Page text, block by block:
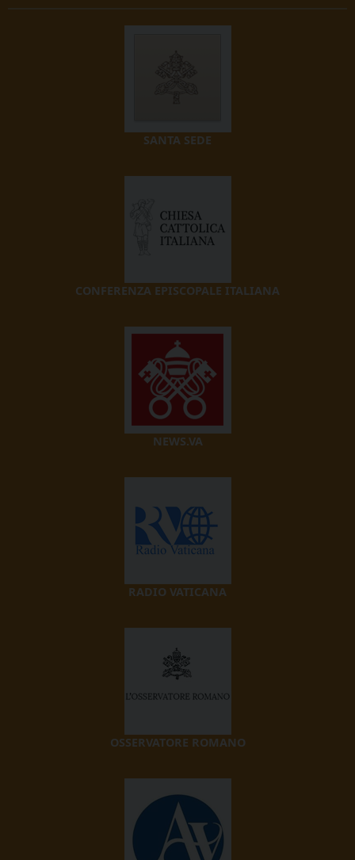
SANTA SEDE
CONFERENZA EPISCOPALE ITALIANA
NEWS.VA
RADIO VATICANA
OSSERVATORE ROMANO